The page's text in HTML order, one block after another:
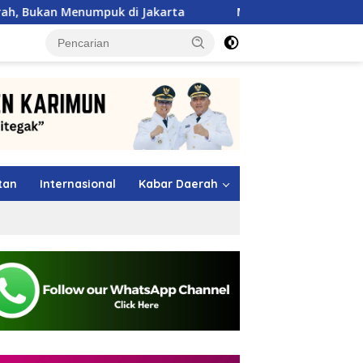
di Jakarta Maling Berkeliaran di Sagulung, Warga
Internasional Kabar Daerah